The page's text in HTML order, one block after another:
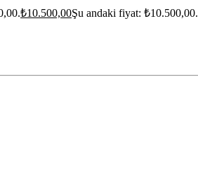
₺10.500,00Şu andaki fiyat: ₺10.500,00.